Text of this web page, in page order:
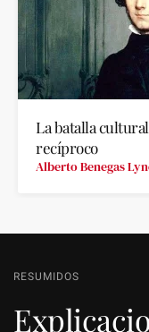
La batalla
recíproco
Alberto Benegas
RESUMIDOS